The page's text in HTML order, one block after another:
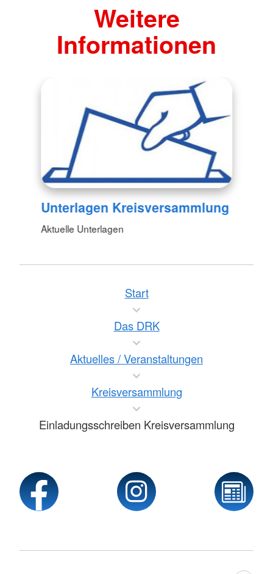
Weitere
Informationen
Unterlagen Kreisversammlung
Aktuelle Unterlagen
Start
Das DRK
Aktuelles / Veranstaltungen
Kreisversammlung
Einladungsschreiben Kreisversammlung